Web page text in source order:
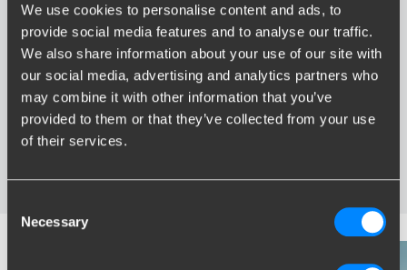
We use cookies to personalise content and ads, to
provide social media features and to analyse our traffic.
We also share information about your use of our site with
our social media, advertising and analytics partners who
may combine it with other information that you’ve
provided to them or that they’ve collected from your use
of their services.
Selection
Necessary
Vorteile von Brink
Größter Sortiment Anhängerkupplungen
Speziell entwickelt und getestet für Ihr Auto
Sichere und zertifizierte Anhängerkupplungen
Montage in Ihrer Nähe
Verschiedene Anhängerkupplungen verfügbar für Sie: